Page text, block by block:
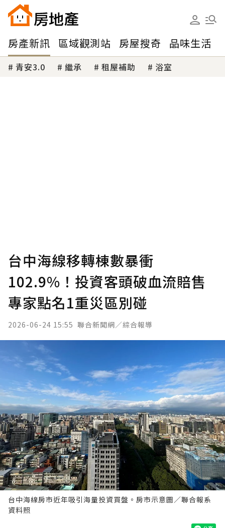
房產新訊 區域觀測站 房屋搜奇 品味生活
青安3.0 繼承 租屋補助 浴室
台中海線移轉棟數暴衝
102.9%！投資客頭破血流賠售
專家點名1重災區別碰
2026-06-24 15:55 聯合新聞網／綜合報導
台中海線房市近年吸引海量投資買盤。房市示意圖／聯合報系
資料照